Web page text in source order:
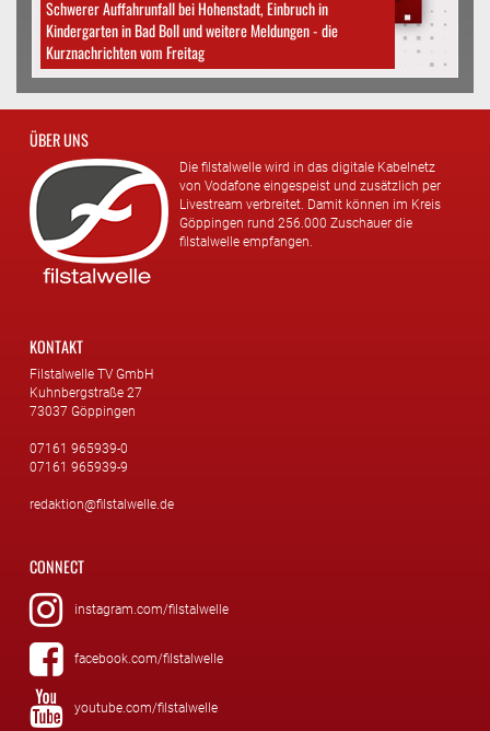
Schwerer Auffahrunfall bei Hohenstadt, Einbruch in
Kindergarten in Bad Boll und weitere Meldungen - die
Kurznachrichten vom Freitag
ÜBER UNS
Die filstalwelle wird in das digitale Kabelnetz
von Vodafone eingespeist und zusätzlich per
Livestream verbreitet. Damit können im Kreis
Göppingen rund 256.000 Zuschauer die
filstalwelle empfangen.
KONTAKT
Filstalwelle TV GmbH
Kuhnbergstraße 27
73037 Göppingen
07161 965939-0
07161 965939-9
redaktion@filstalwelle.de
CONNECT
instagram.com/filstalwelle
facebook.com/filstalwelle
youtube.com/filstalwelle